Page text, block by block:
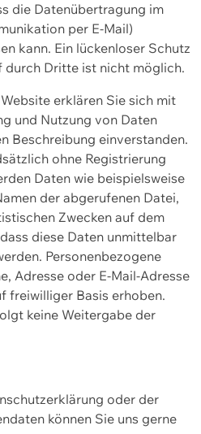
die Datenübertragung im
per E-Mail)
kann. Ein lückenloser Schutz
durch Dritte ist nicht möglich.
erklären Sie sich mit
und Nutzung von Daten
Beschreibung einverstanden.
ohne Registrierung
Daten wie beispielsweise
der abgerufenen Datei,
Zwecken auf dem
diese Daten unmittelbar
Personenbezogene
Adresse oder E-Mail-Adresse
freiwilliger Basis erhoben.
keine Weitergabe der
oder der
können Sie uns gerne